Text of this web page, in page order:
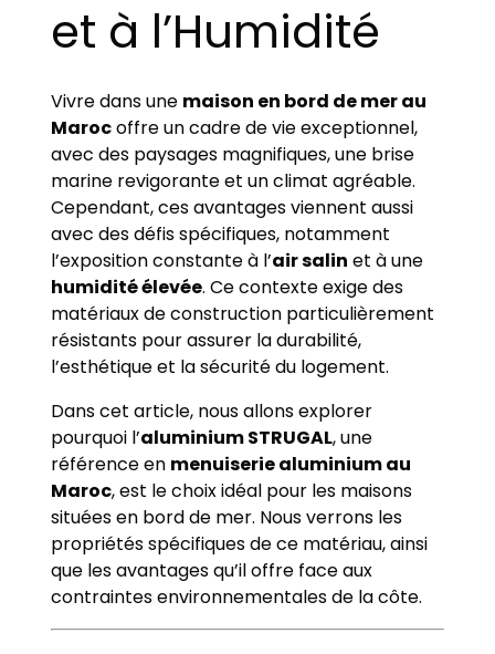
et à l’Humidité
Vivre dans une maison en bord de mer au
Marocoffre un cadre de vie exceptionnel,
avec des paysages magnifiques, une brise
marine revigorante et un climat agréable.
Cependant, ces avantages viennent aussi
avec des défis spécifiques, notamment
l’exposition constante à l’air salin et à une
humidité élevée. Ce contexte exige des
matériaux de construction particulièrement
résistants pour assurer la durabilité,
l’esthétique et la sécurité du logement.
Dans cet article, nous allons explorer
pourquoi l’aluminium STRUGAL, une
référence en menuiserie aluminium au
Maroc, est le choix idéal pour les maisons
situées en bord de mer. Nous verrons les
propriétés spécifiques de ce matériau, ainsi
que les avantages qu’il offre face aux
contraintes environnementales de la côte.